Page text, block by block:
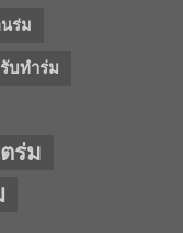
นร่ม
รับทำร่ม
ร่ม